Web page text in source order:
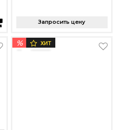
Запросить цену
% ХИТ